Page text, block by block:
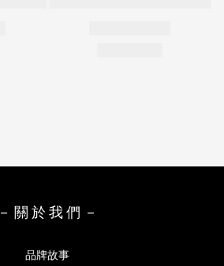
－ 關 於 我 們 －
品牌故事